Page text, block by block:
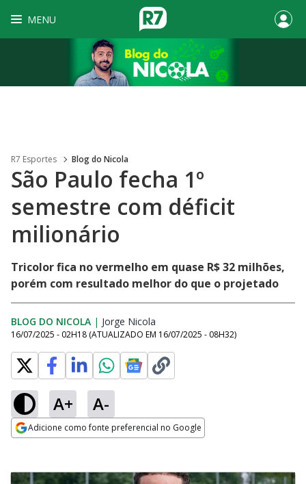
MENU
R7 Esportes Blog do Nicola
São Paulo fecha 1º
semestre com déficit
milionário
Tricolor fica no vermelho em quase R$ 32 milhões,
porém com resultado melhor do que o projetado
BLOG DO NICOLA | Jorge Nicola
16/07/2025 - 02H18 (ATUALIZADO EM 16/07/2025 - 08H32)
A+ A-
Adicione como fonte preferencial no Google